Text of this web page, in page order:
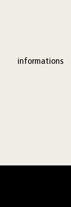
informations